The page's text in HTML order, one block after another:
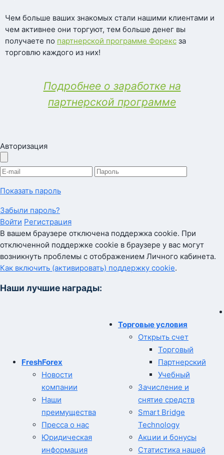
Чем больше ваших знакомых стали нашими клиентами и
чем активнее они торгуют, тем больше денег вы
получаете по партнерской программе Форекс за
торговлю каждого из них!
Подробнее о заработке на
партнерской программе
Авторизация
Показать пароль
Забыли пароль?
Войти Регистрация
В вашем браузере отключена поддержка cookie. При
отключенной поддержке cookie в браузере у вас могут
возникнуть проблемы с отображением Личного кабинета.
Как включить (активировать) поддержку cookie.
Наши лучшие награды:
FreshForex
Новости
компании
Наши
преимущества
Пресса о нас
Юридическая
информация
Торговые условия
Открыть счет
Торговый
Партнерский
Учебный
Зачисление и
снятие средств
Smart Bridge
Technology
Акции и бонусы
Статистика нашей